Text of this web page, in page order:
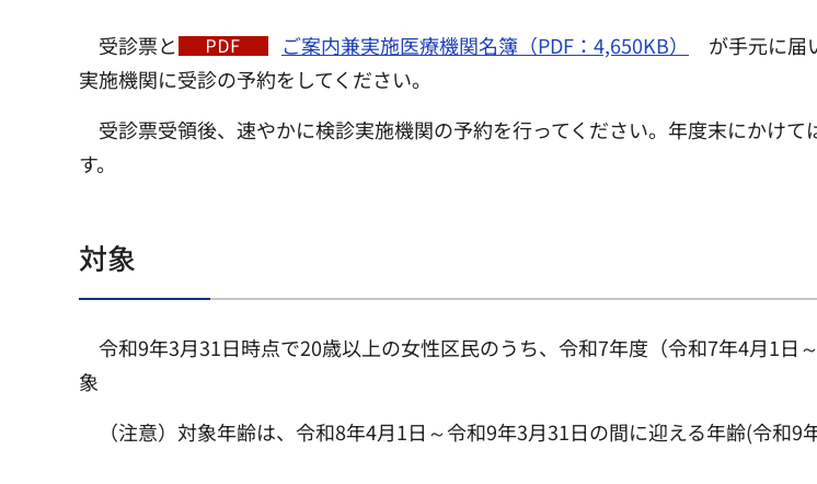
受診票と ご案内兼実施医療機関名簿（PDF：4,650KB） が手元に届
実施機関に受診の予約をしてください。
受診票受領後、速やかに検診実施機関の予約を行ってください。年度末にかけ
す。
対象
令和9年3月31日時点で20歳以上の女性区民のうち、令和7年度（令和7年4月1
象
（注意）対象年齢は、令和8年4月1日～令和9年3月31日の間に迎える年齢(令和9